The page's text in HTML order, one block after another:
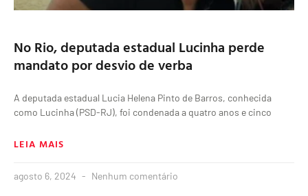
No Rio, deputada estadual Lucinha perde
mandato por desvio de verba
A deputada estadual Lucia Helena Pinto de Barros, conhecida
como Lucinha (PSD-RJ), foi condenada a quatro anos e cinco
LEIA MAIS
agosto 6, 2024 Nenhum comentário